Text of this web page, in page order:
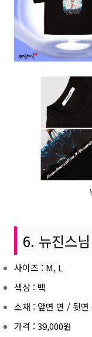
6. 뉴진스
사이즈 : M, L
색상 : 백
소재 : 앞면 면 / 뒷면
가격 : 39,000원